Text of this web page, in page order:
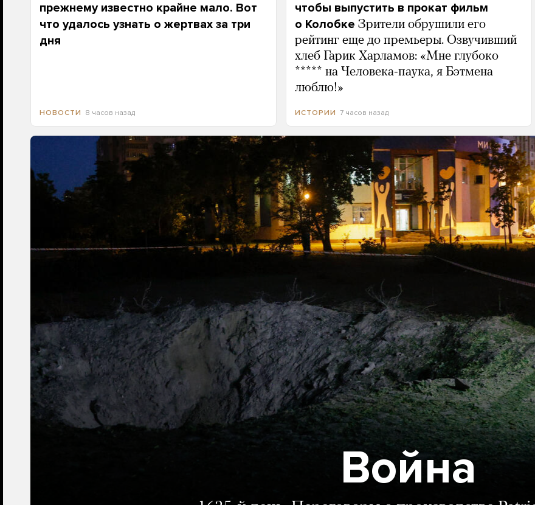
прежнему известно крайне мало. Вот
что удалось узнать о жертвах за три
дня
НОВОСТИ 8 часов назад
чтобы выпустить в прокат фильм
о Колобке Зрители обрушили его
рейтинг еще до премьеры. Озвучивший
хлеб Гарик Харламов: «Мне глубоко
***** на Человека-паука, я Бэтмена
люблю!»
ИСТОРИИ 7 часов назад
Война